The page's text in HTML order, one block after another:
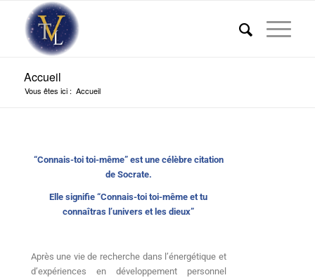
Accueil
Vous êtes ici : Accueil
“Connais-toi toi-même” est une célèbre citation
de Socrate.
Elle signifie “Connais-toi toi-même et tu
connaîtras l’univers et les dieux”
Après une vie de recherche dans l’énergétique et
d’expériences en développement personnel